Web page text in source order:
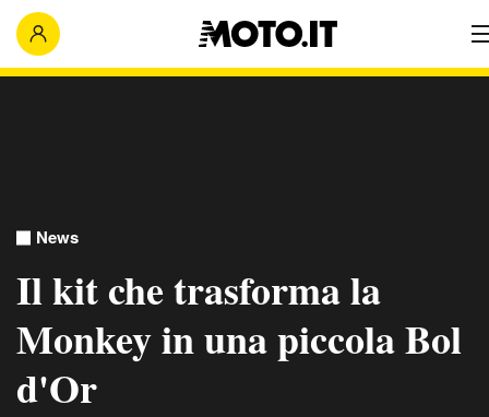
News
Il kit che trasforma la
Monkey in una piccola Bol
d'Or